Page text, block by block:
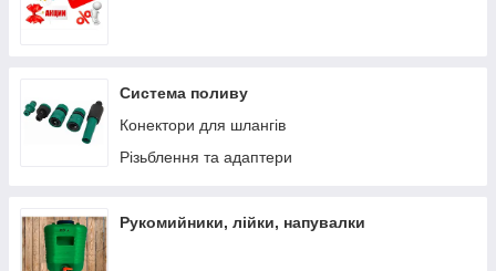
Система поливу
Конектори для шлангів
Різьблення та адаптери
Рукомийники, лійки, напувалки